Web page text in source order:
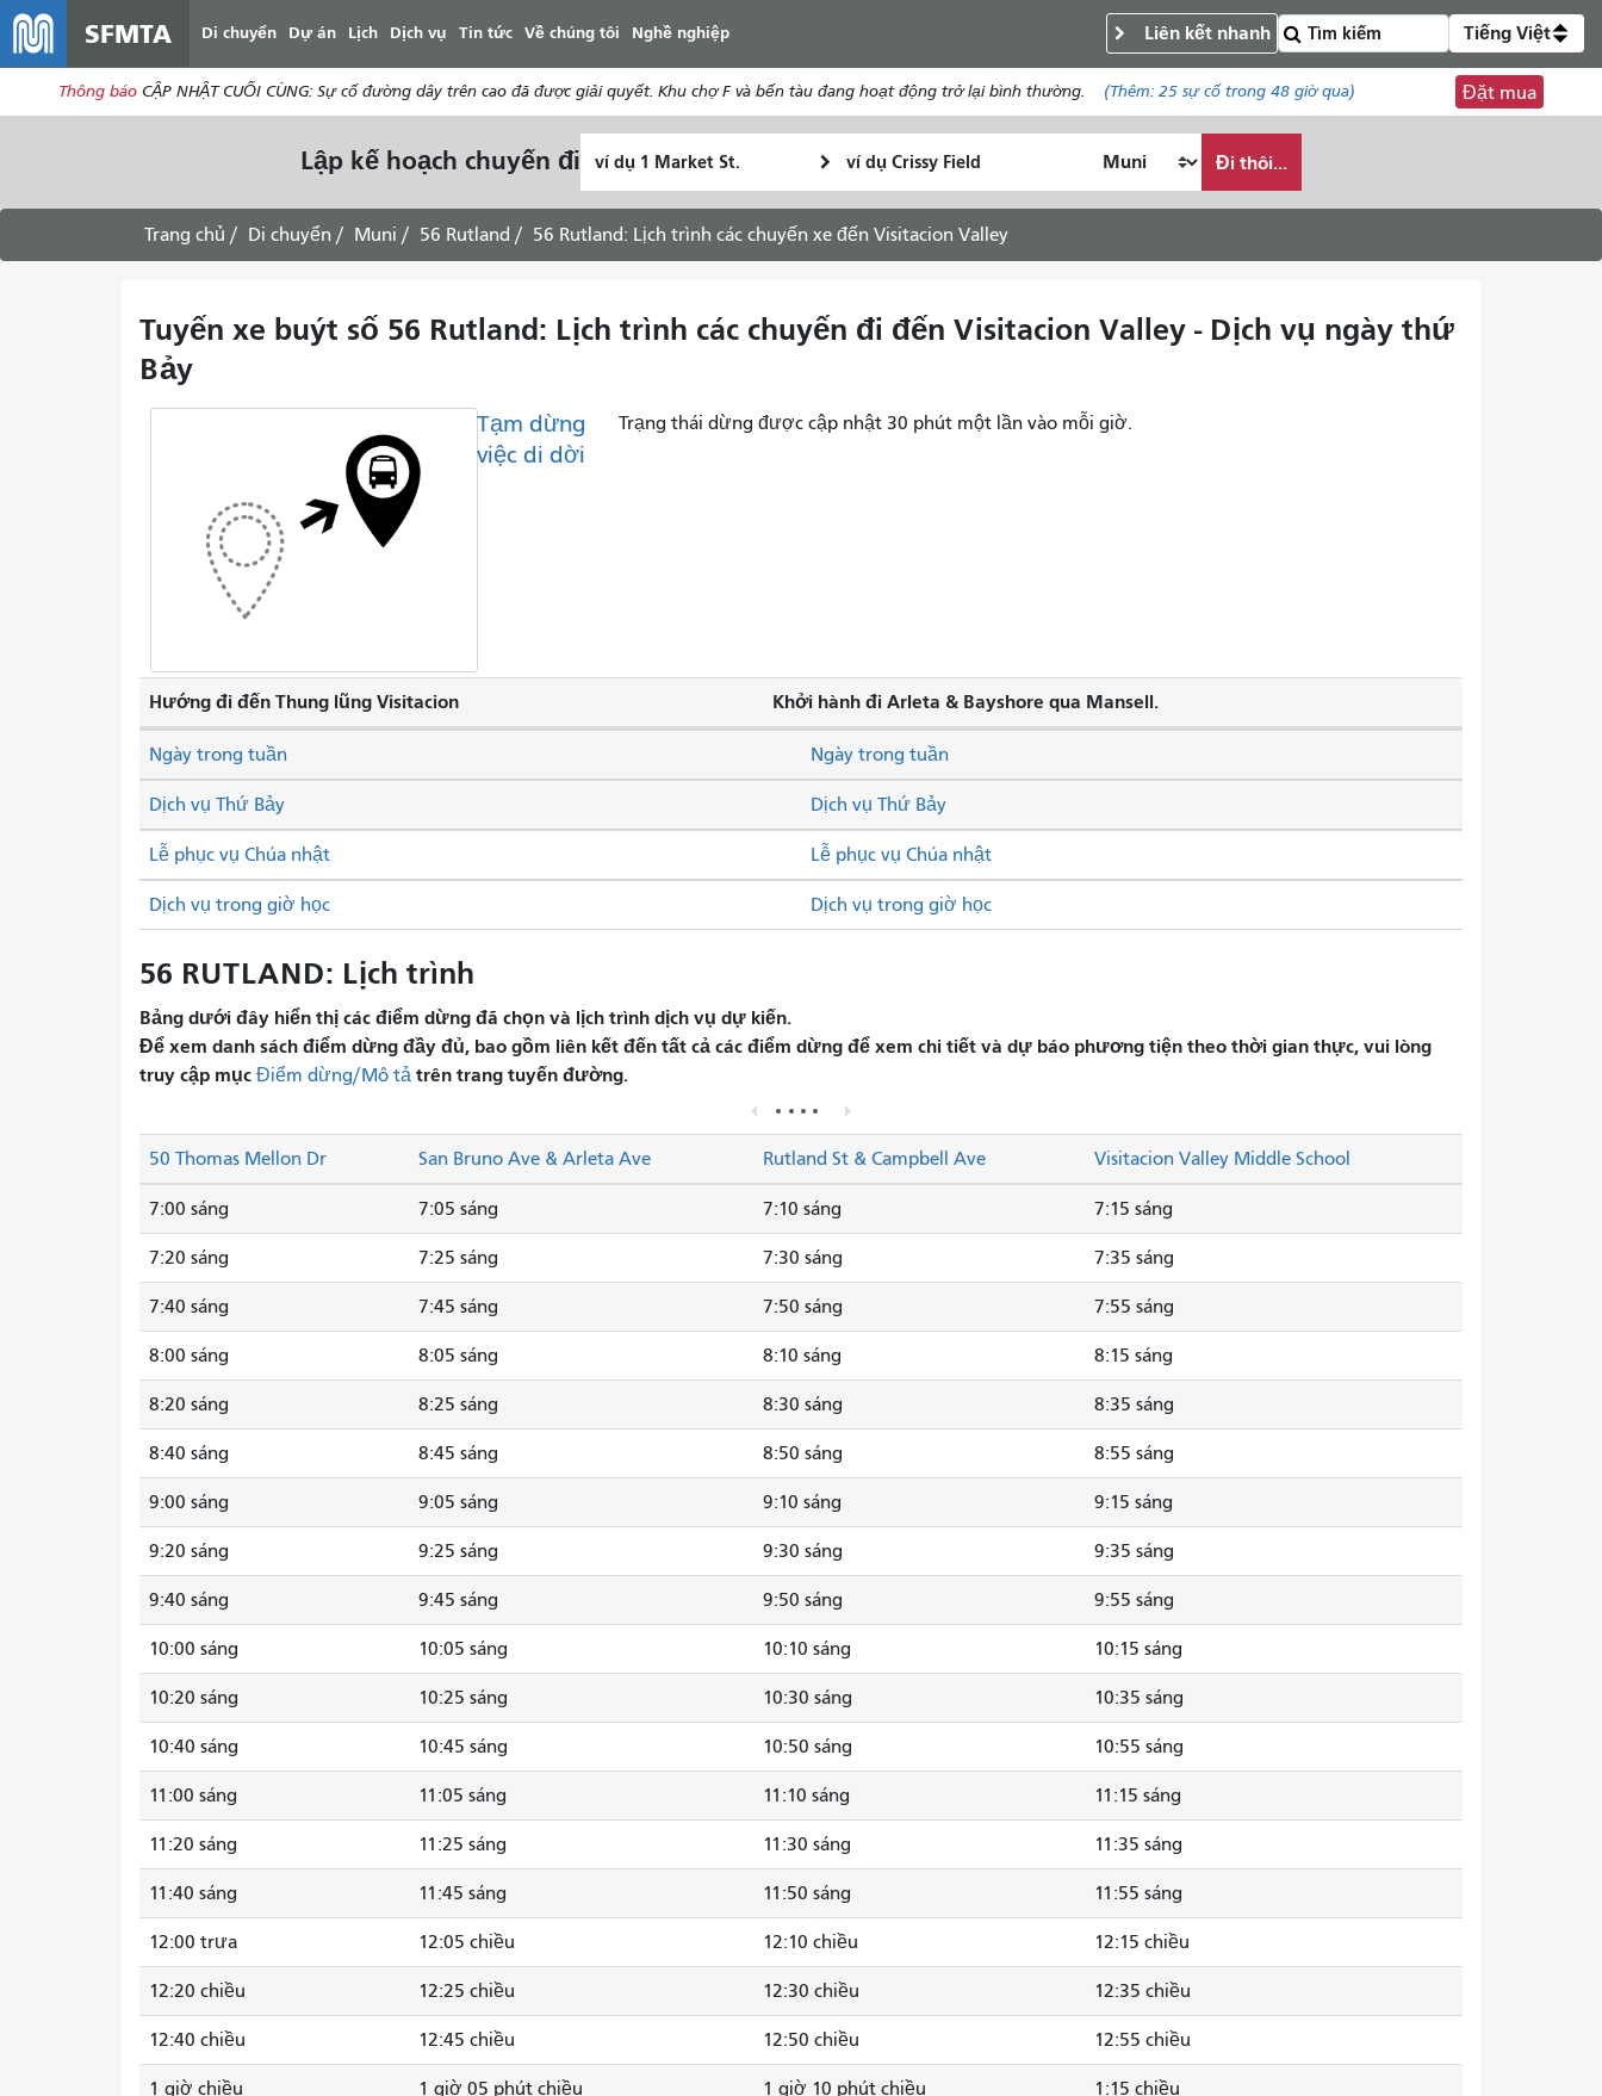
dung
SFMTA Di chuyển Dự án Lịch Dịch vụ Tin tức Về chúng tôi Nghề nghiệp Liên kết nhanh Tiếng Việt
Thông báo CẬP NHẬT CUỐI CÙNG: Sự cố đường dây trên cao đã được giải quyết. Khu chợ F và bến tàu đang hoạt động trở lại bình thường. (Thêm:25 sự cốtrong 48 giờ qua) Đặt mua
Lập kế hoạch chuyến đi
bắt
đầu
kết
thúc
Tôi
muốn
đi
du
như
thế
Đi thôi...
Trang chủ Di chuyển Muni 56 Rutland 56 Rutland: Lịch trình các chuyến xe đến Visitacion Valley
Tuyến xe buýt số 56 Rutland: Lịch trình các chuyến đi đến Visitacion Valley - Dịch vụ ngày thứ
Bảy
Tạm dừng
việc di dời
Trạng thái dừng được cập nhật 30 phút một lần vào mỗi giờ.
Hướng đi đến Thung lũng Visitacion Khởi hành đi Arleta & Bayshore qua Mansell.
Dịch vụ Thứ Bảy Dịch vụ Thứ Bảy
Lễ phục vụ Chúa nhật Lễ phục vụ Chúa nhật
Ngày trong tuần Ngày trong tuần
Dịch vụ trong giờ học Dịch vụ trong giờ học
56 RUTLAND: Lịch trình
Bảng dưới đây hiển thị các điểm dừng đã chọn và lịch trình dịch vụ dự kiến.
Để xem danh sách điểm dừng đầy đủ, bao gồm liên kết đến tất cả các điểm dừng để xem chi tiết và dự báo phương tiện theo thời gian thực, vui lòng
truy cập mục Điểm dừng/Mô tả trên trang tuyến đường.
50 Thomas Mellon Dr San Bruno Ave & Arleta Ave Rutland St & Campbell Ave Visitacion Valley Middle School
7:00 sáng 7:05 sáng 7:10 sáng 7:15 sáng
7:20 sáng 7:25 sáng 7:30 sáng 7:35 sáng
7:40 sáng 7:45 sáng 7:50 sáng 7:55 sáng
8:00 sáng 8:05 sáng 8:10 sáng 8:15 sáng
8:20 sáng 8:25 sáng 8:30 sáng 8:35 sáng
8:40 sáng 8:45 sáng 8:50 sáng 8:55 sáng
9:00 sáng 9:05 sáng 9:10 sáng 9:15 sáng
9:20 sáng 9:25 sáng 9:30 sáng 9:35 sáng
9:40 sáng 9:45 sáng 9:50 sáng 9:55 sáng
10:00 sáng 10:05 sáng 10:10 sáng 10:15 sáng
10:20 sáng 10:25 sáng 10:30 sáng 10:35 sáng
10:40 sáng 10:45 sáng 10:50 sáng 10:55 sáng
11:00 sáng 11:05 sáng 11:10 sáng 11:15 sáng
11:20 sáng 11:25 sáng 11:30 sáng 11:35 sáng
11:40 sáng 11:45 sáng 11:50 sáng 11:55 sáng
12:00 trưa 12:05 chiều 12:10 chiều 12:15 chiều
12:20 chiều 12:25 chiều 12:30 chiều 12:35 chiều
12:40 chiều 12:45 chiều 12:50 chiều 12:55 chiều
1 giờ chiều 1 giờ 05 phút chiều 1 giờ 10 phút chiều 1:15 chiều